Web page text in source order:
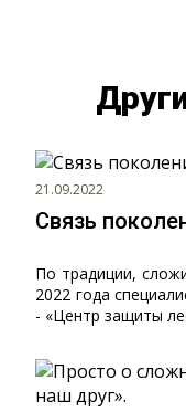
21.09.2022
Связь
По традиции,
2022 года
- «Центр защиты